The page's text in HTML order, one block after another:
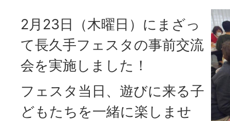
2月23日（木曜日）にまざっ
て長久手フェスタの事前交流
会を実施しました！
フェスタ当日、遊びに来る子
どもたちを一緒に楽しませ